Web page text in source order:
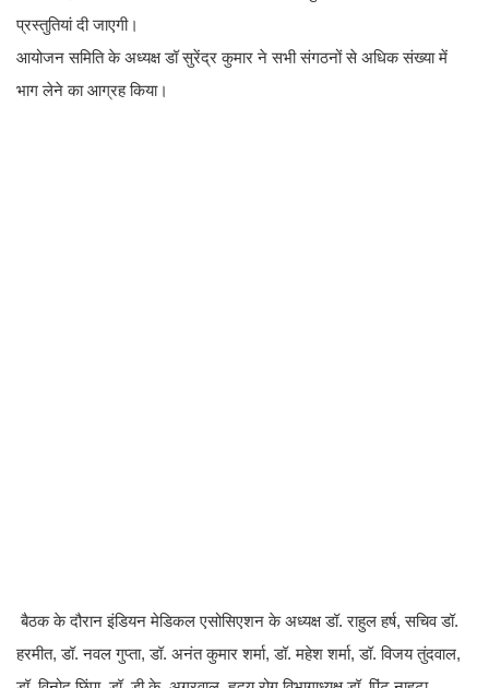
प्रस्तुतियां दी जाएगी।
आयोजन समिति के अध्यक्ष डॉ सुरेंद्र कुमार ने सभी संगठनों से अधिक संख्या में
भाग लेने का आग्रह किया।
बैठक के दौरान इंडियन मेडिकल एसोसिएशन के अध्यक्ष डॉ. राहुल हर्ष, सचिव डॉ.
हरमीत, डॉ. नवल गुप्ता, डॉ. अनंत कुमार शर्मा, डॉ. महेश शर्मा, डॉ. विजय तुंदवाल,